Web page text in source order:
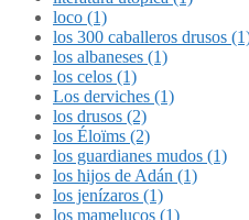
loco (1)
los 300 caballeros drusos
los albaneses (1)
los celos (1)
Los derviches (1)
los drusos (2)
los Éloïms (2)
los guardianes mudos (1)
los hijos de Adán (1)
los jenízaros (1)
los mamelucos (1)